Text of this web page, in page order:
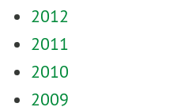
2012
2011
2010
2009